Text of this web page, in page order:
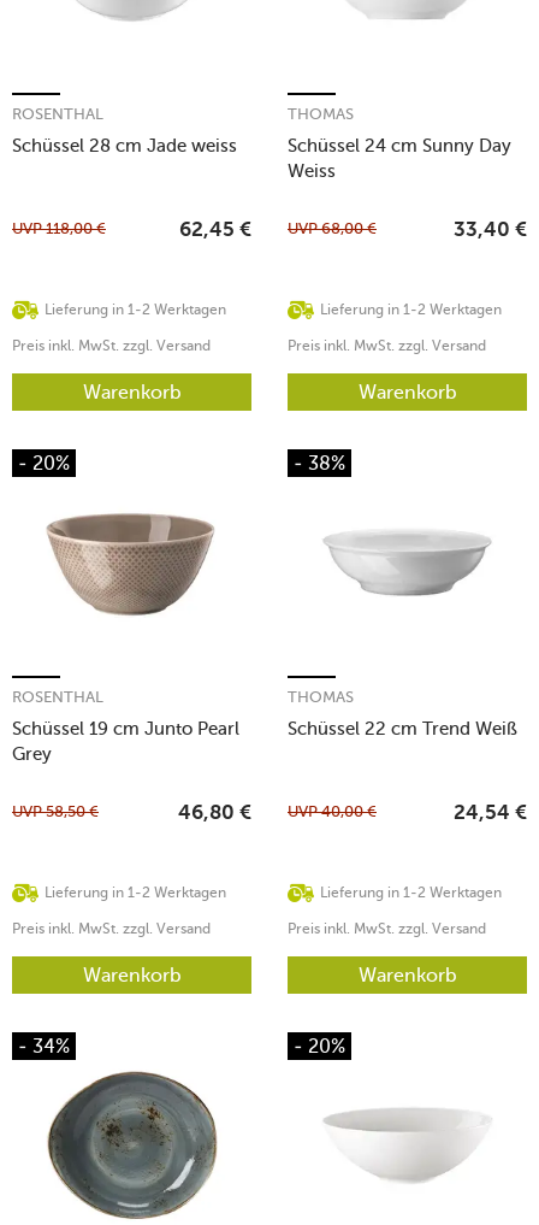
Schüssel 28 cm Jade weiss
ROSENTHAL
Lieferung in 1-2 Werktagen
UVP118,00 € 62,45 €
Preis inkl. MwSt. zzgl. Versand
Warenkorb
Schüssel 24 cm Sunny Day
Weiss
THOMAS
Lieferung in 1-2 Werktagen
UVP68,00 € 33,40 €
Preis inkl. MwSt. zzgl. Versand
Warenkorb
- 20%
Schüssel 19 cm Junto Pearl
Grey
ROSENTHAL
Lieferung in 1-2 Werktagen
UVP58,50 € 46,80 €
Preis inkl. MwSt. zzgl. Versand
Warenkorb
- 38%
Schüssel 22 cm Trend Weiß
THOMAS
Lieferung in 1-2 Werktagen
UVP40,00 € 24,54 €
Preis inkl. MwSt. zzgl. Versand
Warenkorb
- 34% - 20%